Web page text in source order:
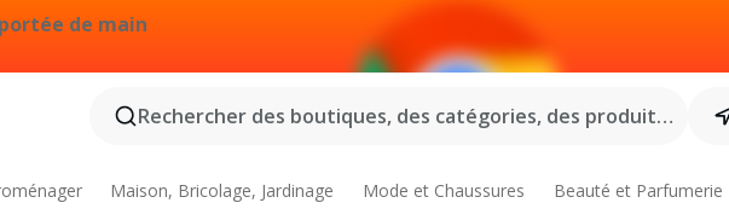
de main
Rechercher des boutiques, des catégories, des produits...
Maison, Bricolage, Jardinage Mode et Chaussures Beauté et Parfumerie